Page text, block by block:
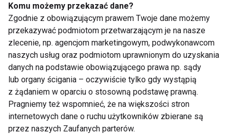
TANIEC Z GWIAZDAMI PIOTR SZWEDES
KATARZYNA GROCHOLA KASIA GLINKA
OLGA BOŁĄDŹ ARTUR BARCIŚ XI EDYCJA
OLA SZWED OCEANA FIT LIGHT
Komu możemy przekazać dane?
Zgodnie z obowiązującym prawem Twoje dane możemy
przekazywać podmiotom przetwarzającym je na nasze
zlecenie, np. agencjom marketingowym, podwykonawcom
naszych usług oraz podmiotom uprawnionym do uzyskania
danych na podstawie obowiązującego prawa np. sądy
lub organy ścigania – oczywiście tylko gdy wystąpią
z żądaniem w oparciu o stosowną podstawę prawną.
Pragniemy też wspomnieć, że na większości stron
internetowych dane o ruchu użytkowników zbierane są
przez naszych Zaufanych parterów.